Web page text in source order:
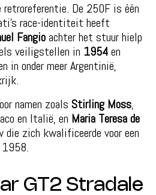
De 250F is één
race-identiteit heeft
Fangioachter het stuur hielp
veiligstellen in 1954en
in onder meer Argentinië,
namen zoals Stirling Moss,
en Italië, en Maria Teresa de
die zich kwalificeerde voor een
1958.
GT2 Stradale